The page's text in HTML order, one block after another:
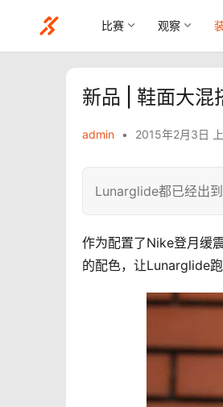
比赛 观察
新品 | 鞋面大
admin • 2015年2月3日
Lunarglide都已经出
作为配置了Nike登月缓
的配色，让Lunarglide